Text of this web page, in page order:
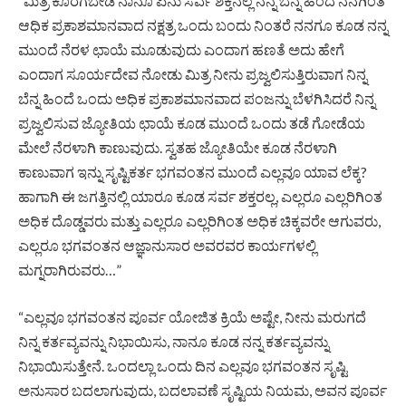
ಆಧಿಕ ಪ್ರಕಾಶಮಾನವಾದ ನಕ್ಷತ್ರ ಒಂದು ಬಂದು ನಿಂತರೆ ನನಗೂ ಕೂಡ ನನ್ನ
ಮುಂದೆ ನೆರಳ ಛಾಯೆ ಮೂಡುವುದು ಎಂದಾಗ ಹಣತೆ ಅದು ಹೇಗೆ
ಎಂದಾಗ ಸೂರ್ಯದೇವ ನೋಡು ಮಿತ್ರ ನೀನು ಪ್ರಜ್ವಲಿಸುತ್ತಿರುವಾಗ ನಿನ್ನ
ಬೆನ್ನ ಹಿಂದೆ ಒಂದು ಅಧಿಕ ಪ್ರಕಾಶಮಾನವಾದ ಪಂಜನ್ನು ಬೆಳಗಿಸಿದರೆ ನಿನ್ನ
ಪ್ರಜ್ವಲಿಸುವ ಜ್ಯೋತಿಯ ಛಾಯೆ ಕೂಡ ಮುಂದೆ ಒಂದು ತಡೆ ಗೋಡೆಯ
ಮೇಲೆ ನೆರಳಾಗಿ ಕಾಣುವುದು. ಸ್ವತಹ ಜ್ಯೋತಿಯೇ ಕೂಡ ನೆರಳಾಗಿ
ಕಾಣುವಾಗ ಇನ್ನು ಸೃಷ್ಟಿಕರ್ತ ಭಗವಂತನ ಮುಂದೆ ಎಲ್ಲವೂ ಯಾವ ಲೆಕ್ಕ?
ಹಾಗಾಗಿ ಈ ಜಗತ್ತಿನಲ್ಲಿ ಯಾರೂ ಕೂಡ ಸರ್ವ ಶಕ್ತರಲ್ಲ, ಎಲ್ಲರೂ ಎಲ್ಲರಿಗಿಂತ
ಅಧಿಕ ದೊಡ್ಡವರು ಮತ್ತು ಎಲ್ಲರೂ ಎಲ್ಲರಿಗಿಂತ ಅಧಿಕ ಚಿಕ್ಕವರೇ ಆಗುವರು,
ಎಲ್ಲರೂ ಭಗವಂತನ ಆಜ್ಞಾನುಸಾರ ಅವರವರ ಕಾರ್ಯಗಳಲ್ಲಿ
ಮಗ್ನರಾಗಿರುವರು…”
“ಎಲ್ಲವೂ ಭಗವಂತನ ಪೂರ್ವ ಯೋಜಿತ ಕ್ರಿಯೆ ಅಷ್ಟೇ, ನೀನು ಮರುಗದೆ
ನಿನ್ನ ಕರ್ತವ್ಯವನ್ನು ನಿಭಾಯಿಸು, ನಾನೂ ಕೂಡ ನನ್ನ ಕರ್ತವ್ಯವನ್ನು
ನಿಭಾಯಿಸುತ್ತೇನೆ. ಒಂದಲ್ಲಾ ಒಂದು ದಿನ ಎಲ್ಲವೂ ಭಗವಂತನ ಸೃಷ್ಟಿ
ಅನುಸಾರ ಬದಲಾಗುವುದು, ಬದಲಾವಣೆ ಸೃಷ್ಟಿಯ ನಿಯಮ, ಅವನ ಪೂರ್ವ